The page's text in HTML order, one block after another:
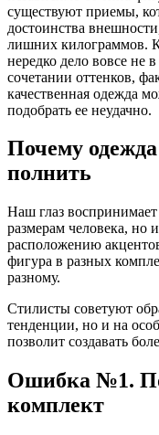
существуют приемы,
достоинства
лишних килограммов.
нередко дело вовсе не
сочетании оттенков,
качественная одежда
подобрать ее неудачно.
Почему
полнить
Наш глаз
размерам человека, но
расположению
фигура в разных
разному.
Стилисты советуют
тенденции, но и на
позволит создавать
Ошибка №1.
комплект